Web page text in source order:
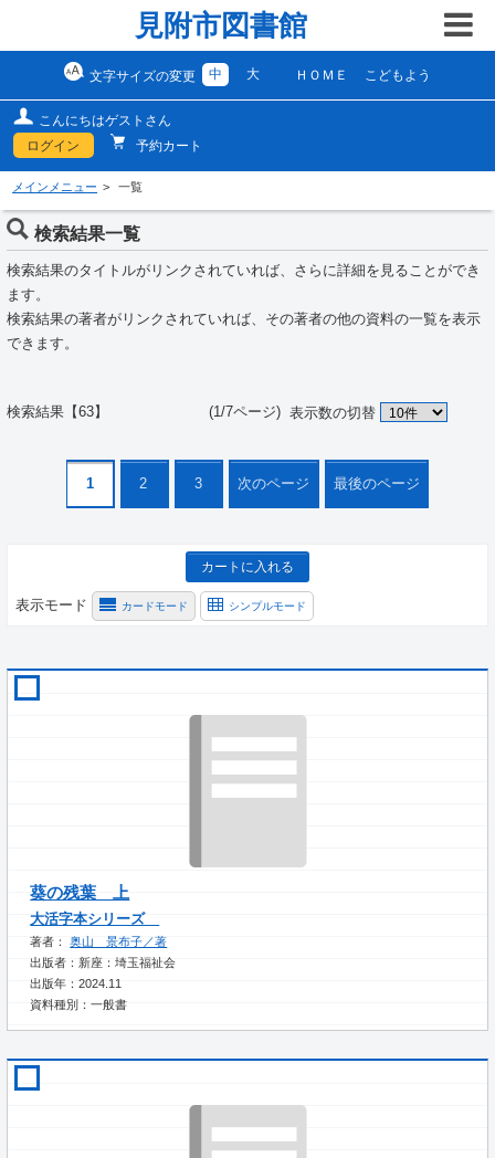
見附市図書館
文字サイズの変更 中 大 ＨＯＭＥ こどもよう
こんにちはゲストさん
ログイン
予約カート
メインメニュー 一覧
検索結果一覧
検索結果のタイトルがリンクされていれば、さらに詳細を見ることができ
ます。
検索結果の著者がリンクされていれば、その著者の他の資料の一覧を表示
できます。
検索結果【63】 (1/7ページ) 表示数の切替
1 2 3 次のページ 最後のページ
カートに入れる
表示モード カードモード シンプルモード
葵の残葉 上
大活字本シリーズ
著者：奥山 景布子／著
出版者：新座：埼玉福祉会
出版年：2024.11
資料種別：一般書